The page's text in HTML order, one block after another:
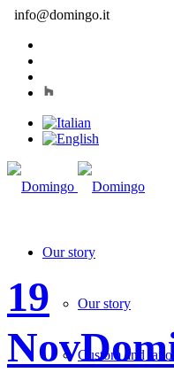
info@domingo.it
Our story
Our story
Custom and
19
Nov